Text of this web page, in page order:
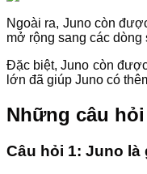
Ngoài ra, Juno còn
mở rộng sang các
Đặc biệt, Juno còn
lớn đã giúp Juno có
Những câu
Câu hỏi 1: Juno